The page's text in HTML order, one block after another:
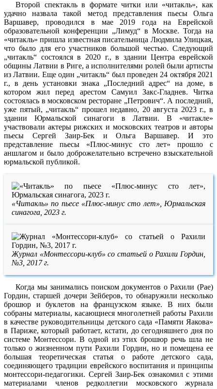
Второй спектакль в формате читки или «читакль», как
удачно назвала такой метод представления пьесы Ольга
Варшавер, проводился в мае 2019 года на Еврейской
образовательной конференции „Лимуд“ в Москве. Тогда на
«читакль» пришла известная писательница Людмила Улицкая,
что было для его участников большой честью. Следующий
„читакль“ состоялся в 2020 г., в здании Центра еврейской
общины Латвии в Риге, а исполнителями ролей были артисты
из Латвии. Еще один „читакль“ был проведен 24 октября 2021
г., в день установки знака „Последний адрес“ на доме, в
котором жил перед арестом Самуил Закс-Гладнев. Читка
состоялась в московском ресторане „Петрович“. А последний,
уже пятый, „читакль“ прошел недавно, 20 августа 2023 г., в
здании Юрмальской синагоги в Латвии. В «читакле»
участвовали актеры рижских и московских театров и авторы
пьесы Сергей Заир-Бек и Ольга Варшавер. И это
представление пьесы «Плюс-минус сто лет» прошло с
аншлагом и было доброжелательно встречено взыскательной
юрмальской публикой.
«Читакль» по пьесе «Плюс-минус сто лет», Юрмальская
синагога, 2023 г.
Журнал «Монтессори-клуб» со статьей о Рахили Гордин,
№3, 2017 г.
Когда мы занимались поиском документов о Рахили (Рае)
Гордин, старшей дочери Зейберов, то обнаружили несколько
брошюр и буклетов на французском языке. В них были
собраны материалы, касающиеся многолетней работы Рахили
в качестве руководительницы детского сада «Памяти Яакова»
в Париже, который работает, кстати, до сегодняшнего дня по
системе Монтессори. В одной из этих брошюр речь шла не
только о жизненном пути Рахили Гордин, но и помещена ее
большая теоретическая статья о работе детского сада,
соединяющего традиции еврейского воспитания и принципы
монтессори-педагогики. Сергей Заир-Бек ознакомил с этими
материалами членов редколлегии московского журнала